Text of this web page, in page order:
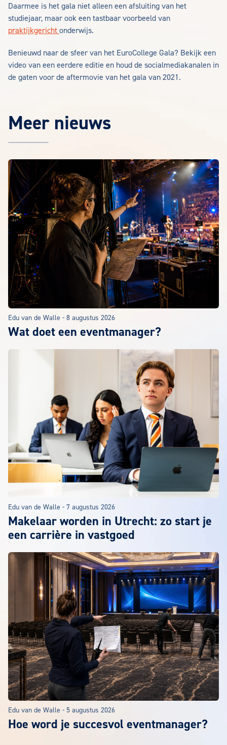
Daarmee is het gala niet alleen een afsluiting van het
studiejaar, maar ook een tastbaar voorbeeld van
praktijkgericht onderwijs.
Benieuwd naar de sfeer van het EuroCollege Gala? Bekijk een
video van een eerdere editie en houd de socialmediakanalen in
de gaten voor de aftermovie van het gala van 2021.
Meer nieuws
Edu van de Walle - 8 augustus 2026
Wat doet een eventmanager?
Edu van de Walle - 7 augustus 2026
Makelaar worden in Utrecht: zo start je
een carrière in vastgoed
Edu van de Walle - 5 augustus 2026
Hoe word je succesvol eventmanager?